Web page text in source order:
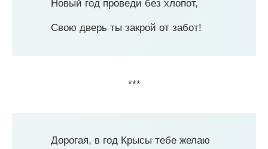
Новый год проведи без хлопот,
Свою дверь ты закрой от забот!
***
Дорогая, в год Крысы тебе желаю